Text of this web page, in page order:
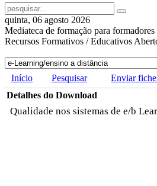
quinta, 06 agosto 2026
Mediateca de formação para
Recursos Formativos / Educativos
Início Pesquisar Enviar
Detalhes do Download
Qualidade nos sistemas de e/b